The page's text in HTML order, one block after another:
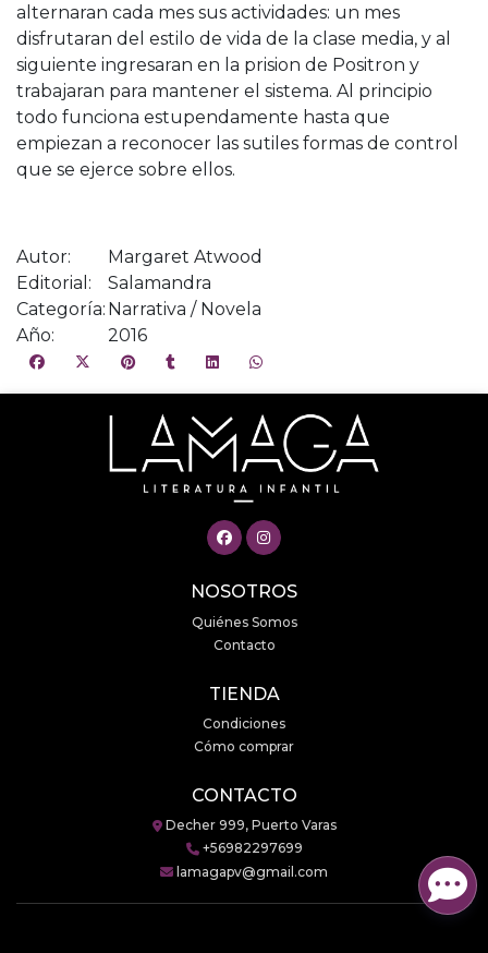
alternaran cada mes sus actividades: un mes
disfrutaran del estilo de vida de la clase media, y al
siguiente ingresaran en la prision de Positron y
trabajaran para mantener el sistema. Al principio
todo funciona estupendamente hasta que
empiezan a reconocer las sutiles formas de control
que se ejerce sobre ellos.
Autor:
Margaret Atwood
Editorial:
Salamandra
Categoría: Narrativa / Novela
Año:
2016
NOSOTROS
Quiénes Somos
Contacto
TIENDA
Condiciones
Cómo comprar
CONTACTO
Decher 999, Puerto Varas
+56982297699
lamagapv@gmail.com